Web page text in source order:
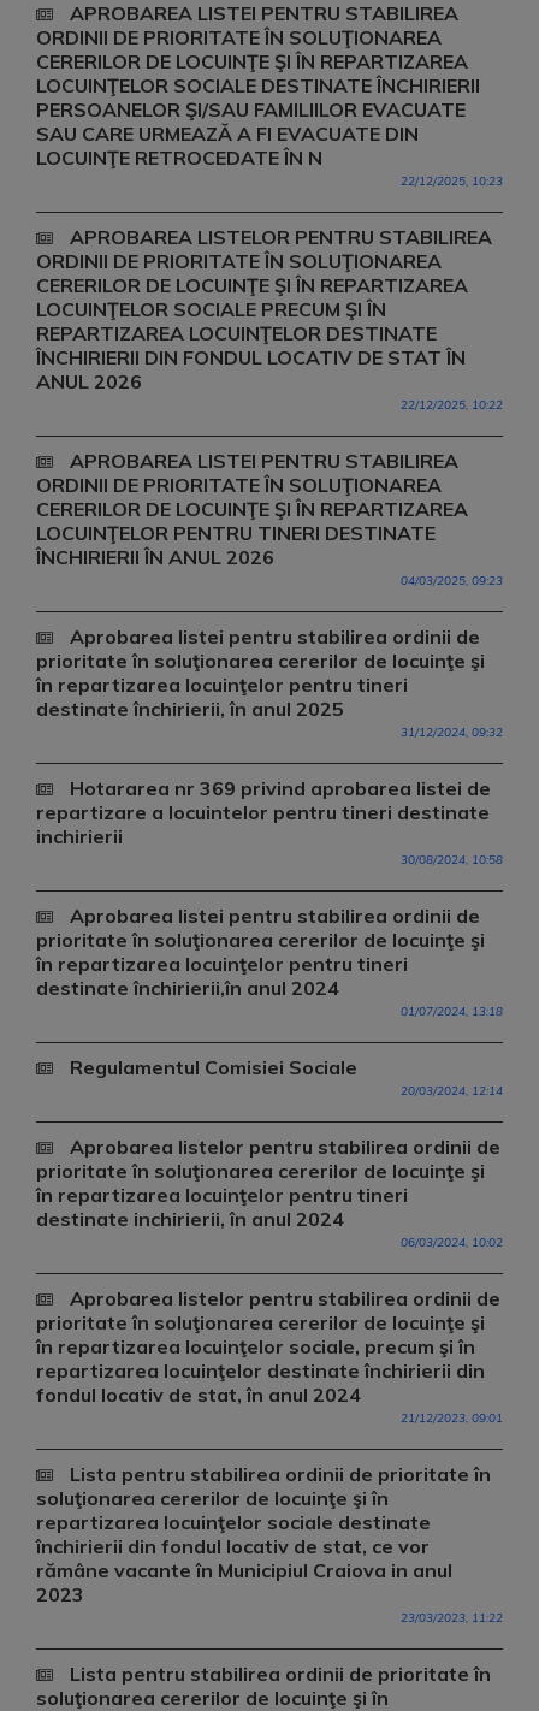
APROBAREA LISTEI PENTRU STABILIREA
ORDINII DE PRIORITATE ÎN SOLUŢIONAREA
CERERILOR DE LOCUINŢE ŞI ÎN REPARTIZAREA
LOCUINŢELOR SOCIALE DESTINATE ÎNCHIRIERII
PERSOANELOR ŞI/SAU FAMILIILOR EVACUATE
SAU CARE URMEAZĂ A FI EVACUATE DIN
LOCUINŢE RETROCEDATE ÎN N
22/12/2025, 10:23
APROBAREA LISTELOR PENTRU STABILIREA
ORDINII DE PRIORITATE ÎN SOLUŢIONAREA
CERERILOR DE LOCUINŢE ŞI ÎN REPARTIZAREA
LOCUINŢELOR SOCIALE PRECUM ŞI ÎN
REPARTIZAREA LOCUINŢELOR DESTINATE
ÎNCHIRIERII DIN FONDUL LOCATIV DE STAT ÎN
ANUL 2026
22/12/2025, 10:22
APROBAREA LISTEI PENTRU STABILIREA
ORDINII DE PRIORITATE ÎN SOLUŢIONAREA
CERERILOR DE LOCUINŢE ŞI ÎN REPARTIZAREA
LOCUINŢELOR PENTRU TINERI DESTINATE
ÎNCHIRIERII ÎN ANUL 2026
04/03/2025, 09:23
Aprobarea listei pentru stabilirea ordinii de
prioritate în soluţionarea cererilor de locuinţe şi
în repartizarea locuinţelor pentru tineri
destinate închirierii, în anul 2025
31/12/2024, 09:32
Hotararea nr 369 privind aprobarea listei de
repartizare a locuintelor pentru tineri destinate
inchirierii
30/08/2024, 10:58
Aprobarea listei pentru stabilirea ordinii de
prioritate în soluţionarea cererilor de locuinţe şi
în repartizarea locuinţelor pentru tineri
destinate închirierii,în anul 2024
01/07/2024, 13:18
Regulamentul Comisiei Sociale
20/03/2024, 12:14
Aprobarea listelor pentru stabilirea ordinii de
prioritate în soluţionarea cererilor de locuinţe şi
în repartizarea locuinţelor pentru tineri
destinate inchirierii, în anul 2024
06/03/2024, 10:02
Aprobarea listelor pentru stabilirea ordinii de
prioritate în soluţionarea cererilor de locuinţe şi
în repartizarea locuinţelor sociale, precum şi în
repartizarea locuinţelor destinate închirierii din
fondul locativ de stat, în anul 2024
21/12/2023, 09:01
Lista pentru stabilirea ordinii de prioritate în
soluţionarea cererilor de locuinţe şi în
repartizarea locuinţelor sociale destinate
închirierii din fondul locativ de stat, ce vor
rămâne vacante în Municipiul Craiova in anul
2023
23/03/2023, 11:22
Lista pentru stabilirea ordinii de prioritate în
soluţionarea cererilor de locuinţe şi în